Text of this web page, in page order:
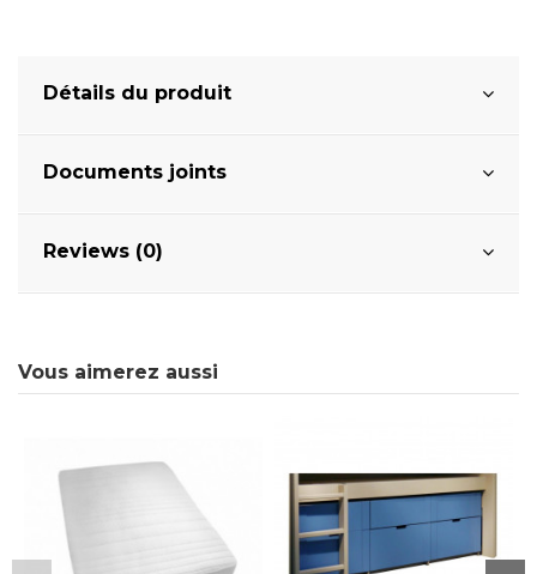
Détails du produit
Documents joints
Reviews (0)
Vous aimerez aussi